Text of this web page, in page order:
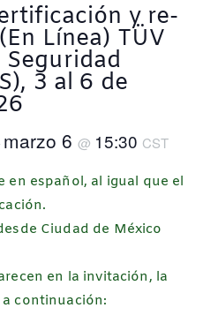
y re-
Línea) TÜV
Seguridad
3 al 6 de
marzo 6 @ 15:30 CST
en español, al igual que el
Ciudad de México
en la invitación, la
continuación: